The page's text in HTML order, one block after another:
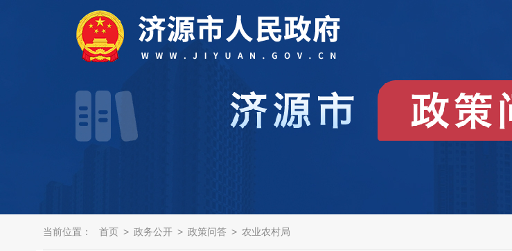
当前位置： 首页 > 政务公开 > 政策问答 > 农业农村局